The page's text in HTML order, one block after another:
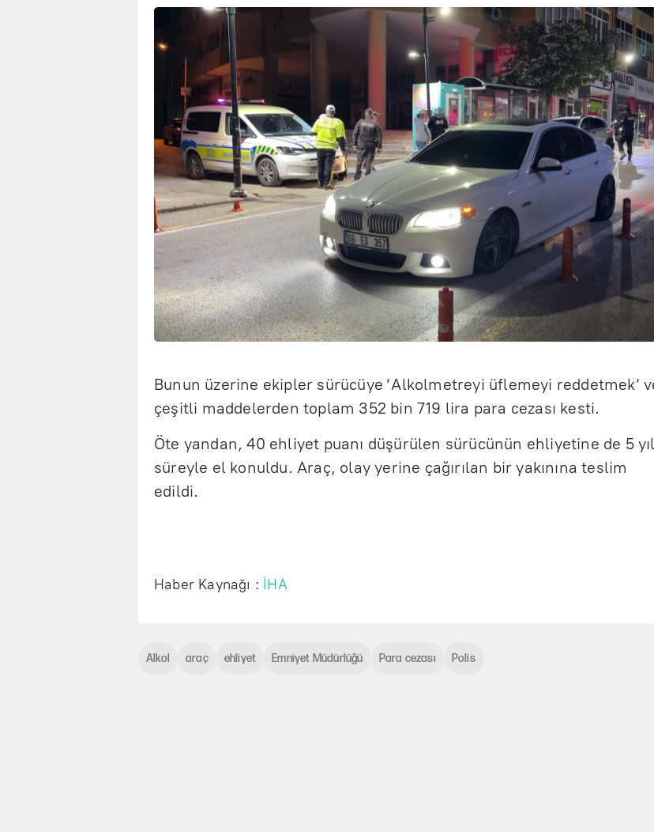
Bunun üzerine ekipler sürücüye ‘Alkolmetreyi üflemeyi reddetmek’
çeşitli maddelerden toplam 352 bin 719 lira para cezası kesti.
Öte yandan, 40 ehliyet puanı düşürülen sürücünün ehliyetine de 5 yıl
süreyle el konuldu. Araç, olay yerine çağırılan bir yakınına teslim
edildi.
Haber Kaynağı : İHA
Alkol araç ehliyet Emniyet Müdürlüğü Para cezası Polis